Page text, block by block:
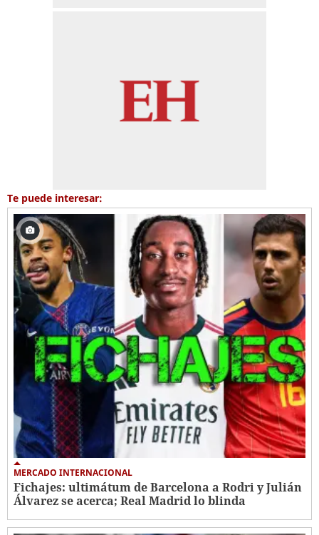
Te puede interesar:
MERCADO INTERNACIONAL
Fichajes: ultimátum de Barcelona a Rodri y Julián
Álvarez se acerca; Real Madrid lo blinda